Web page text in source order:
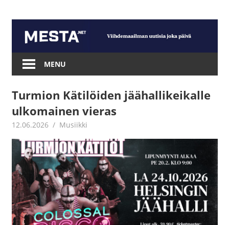
content
Mesta.net
MENU
Turmion Kätilöiden jäähallikeikalle
ulkomainen vieras
12.06.2026 Juha Kaunisto
Musiikki